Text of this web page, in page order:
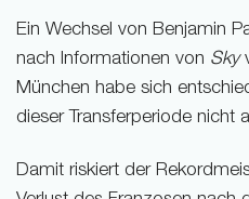
Ein Wechsel von Benjamin
nach Informationen von Sky
München habe sich
dieser Transferperiode nicht
Damit riskiert der